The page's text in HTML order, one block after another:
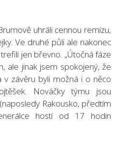
uhráli cennou remízu,
Ve druhé půli ale nakonec
jen břevno. „Útočná fáze
ale jinak jsem spokojený, že
v závěru byli možná i o něco
Nováčky týmu jsou
Rakousko, předtím
hostí od 17 hodin